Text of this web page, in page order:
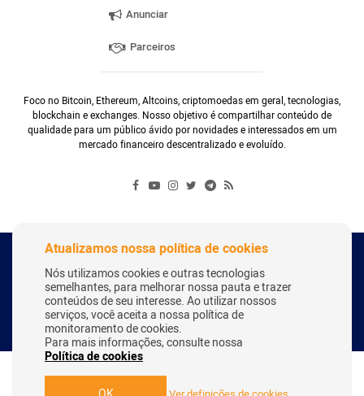
Anunciar
Parceiros
Foco no Bitcoin, Ethereum, Altcoins, criptomoedas em geral, tecnologias,
blockchain e exchanges. Nosso objetivo é compartilhar conteúdo de
qualidade para um público ávido por novidades e interessados em um
mercado financeiro descentralizado e evoluído.
Copyright Webitcoin 2018 - Todos os Direitos Reservados
Desenvolvido por: Herick Correa
Atualizamos nossa política de cookies
Nós utilizamos cookies e outras tecnologias
semelhantes, para melhorar nossa pauta e trazer
conteúdos de seu interesse. Ao utilizar nossos
serviços, você aceita a nossa política de
monitoramento de cookies.
Para mais informações, consulte nossa
Política de cookies